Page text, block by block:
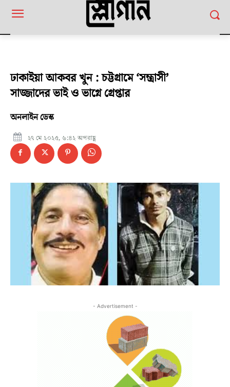
ঢাকাইয়া আকবর খুন : চট্টগ্রামে ‘সন্ত্রাসী’
সাজ্জাদের ভাই ও ভাগ্নে গ্রেপ্তার
অনলাইন ডেস্ক
২৭ মে ২০২৫, ৬:৪২ অপরাহ্ণ
- Advertisement -